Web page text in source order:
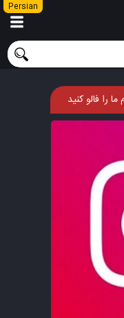
Persian
را فالو کنید